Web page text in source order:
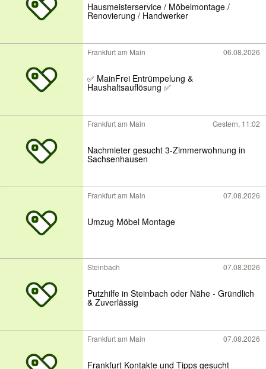
Hausmeisterservice / Möbelmontage /
Renovierung / Handwerker
Frankfurt am Main 06.08.2026
✅ MainFrei Entrümpelung &
Haushaltsauflösung ✅
Frankfurt am Main Gestern, 11:02
Nachmieter gesucht 3-Zimmerwohnung in
Sachsenhausen
Frankfurt am Main 07.08.2026
Umzug Möbel Montage
Steinbach 07.08.2026
Putzhilfe in Steinbach oder Nähe - Gründlich
& Zuverlässig
Frankfurt am Main 07.08.2026
Frankfurt Kontakte und Tipps gesucht